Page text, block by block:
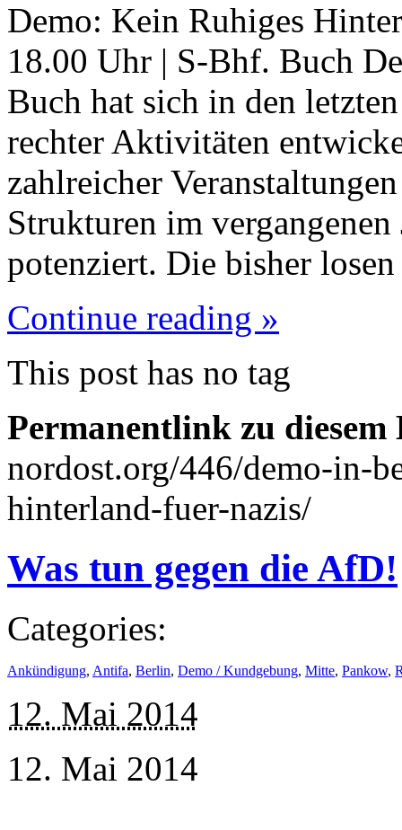
Demo: Kein Ruhiges
18.00 Uhr | S-Bhf. Buch
Buch hat sich in den
rechter Aktivitäten
zahlreicher
Strukturen im
potenziert. Die bisher
Continue reading »
This post has no tag
Permanentlink zu
nordost.org/446/demo-in-
hinterland-fuer-nazis/
Was tun gegen die AfD!
Categories:
Ankündigung, Antifa, Berlin, Demo / Kundgebung, Mitte, Pankow,
12. Mai 2014
12. Mai 2014